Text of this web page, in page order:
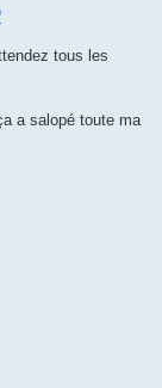
tous les
a salopé toute ma